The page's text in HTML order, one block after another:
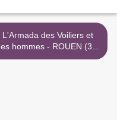
L'Armada des Voiliers et
hommes - ROUEN (30)
>